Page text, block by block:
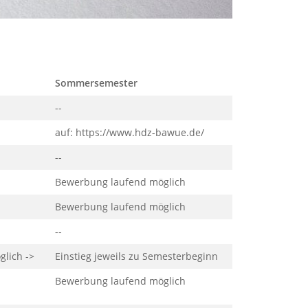
Sommersemester
--
auf: https://www.hdz-bawue.de/
--
Bewerbung laufend möglich
Bewerbung laufend möglich
--
->
Einstieg jeweils zu Semesterbeginn
Bewerbung laufend möglich